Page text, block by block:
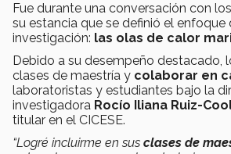
Fue durante una conversación con
su estancia que se definió el enfoque
investigación: las olas de calor
Debido a su desempeño destacado,
clases de maestría y colaborar en
laboratoristas y estudiantes bajo la
investigadora Rocío Iliana Ruiz-
titular en el CICESE.
“Logré incluirme en sus clases de